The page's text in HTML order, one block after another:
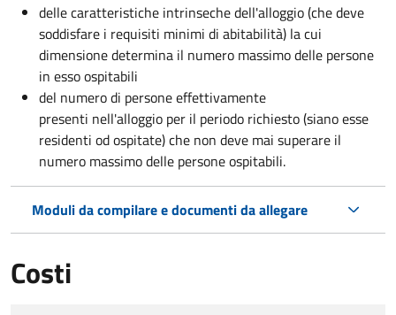
delle caratteristiche intrinseche dell'alloggio (che deve
soddisfare i requisiti minimi di abitabilità) la cui
dimensione determina il numero massimo delle persone
in esso ospitabili
del numero di persone effettivamente
presenti nell'alloggio per il periodo richiesto (siano esse
residenti od ospitate) che non deve mai superare il
numero massimo delle persone ospitabili.
Moduli da compilare e documenti da allegare
Costi